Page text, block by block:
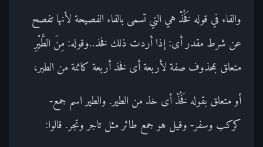
والفاء في قوله فَخُذْ هي التي تسمى بالفاء الفصيحة لأنها تفصح
عن شرط مقدر أى: إذا أردت ذلك فخذ..وقوله: مِنَ الطَّيْرِ
متعلق بمحذوف صفة لأربعة أى فخذ أربعة كائنة من الطير،
أو متعلق بقوله فَخُذْ أى خذ من الطير. والطير اسم جمع-
كركب وسفر- وقيل هو جمع طائر مثل تاجر وتجر. قالوا: